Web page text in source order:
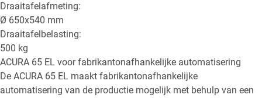
Draaitafelafmeting:
Ø 650x540 mm
Draaitafelbelasting:
500 kg
ACURA 65 EL voor fabrikantonafhankelijke automatisering
De ACURA 65 EL maakt fabrikantonafhankelijke
automatisering van de productie mogelijk met behulp van een